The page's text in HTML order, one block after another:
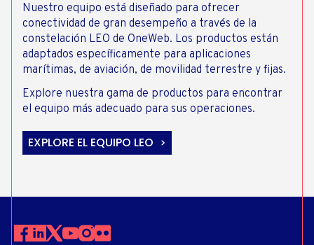
Nuestro equipo está diseñado para ofrecer
conectividad de gran desempeño a través de la
constelación LEO de OneWeb. Los productos están
adaptados específicamente para aplicaciones
marítimas, de aviación, de movilidad terrestre y fijas.
Explore nuestra gama de productos para encontrar
el equipo más adecuado para sus operaciones.
EXPLORE EL EQUIPO LEO